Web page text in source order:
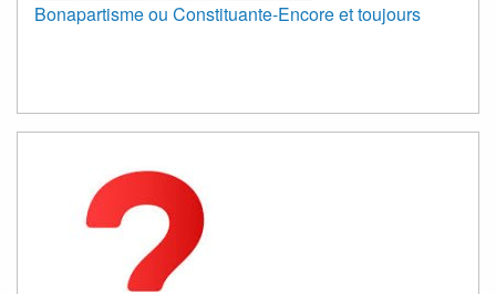
Bonapartisme ou Constituante-Encore et toujours